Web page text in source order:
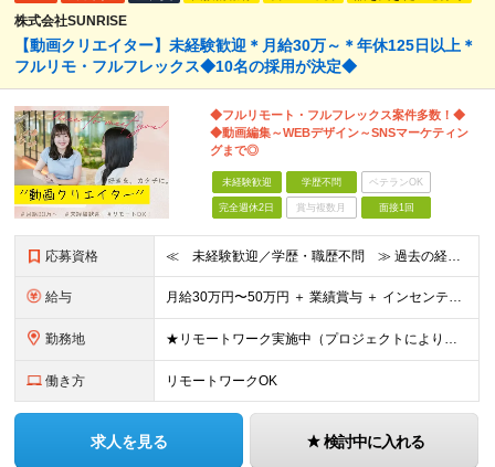
株式会社SUNRISE
【動画クリエイター】未経験歓迎＊月給30万～＊年休125日以上＊
フルリモ・フルフレックス◆10名の採用が決定◆
◆フルリモート・フルフレックス案件多数！◆
◆動画編集～WEBデザイン～SNSマーケティン
グまで◎
未経験歓迎 学歴不問 ベテランOK
完全週休2日 賞与複数月 面接1回
応募資格 ≪ 未経験歓迎／学歴・職歴不問 ≫ 過去の経歴は一切不問。 「いままで」よりも「これから」を 重視した採用を行っています！ ▼▼こんな想いがある方大歓迎▼▼ ・WEBデザインに興味がある！ ・自由な
給与 ⽉給30万円〜50万円 ＋ 業績賞与 ＋ インセンティブ賞与 経験者：35万円～ ※IT新人時25万円〜 ※経験・スキルを考慮の上、決定します。 ※経験者は別途優遇！ ★試⽤期間：3ヶ⽉ ★学
勤務地 ★リモートワーク実施中（プロジェクトによりフルリモートもあり） ★配属先は希望を最⼤限考慮
働き方 リモートワークOK
求人を見る 検討中に入れる